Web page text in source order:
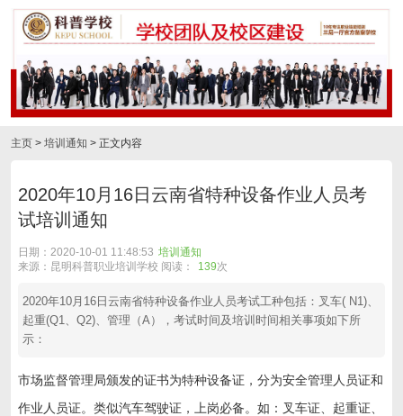
主页 > 培训通知 > 正文内容
2020年10月16日云南省特种设备作业人员考
试培训通知
日期：2020-10-01 11:48:53 培训通知
来源：昆明科普职业培训学校 阅读：
139次
2020年10月16日云南省特种设备作业人员考试工种包括：叉车( N1)、
起重(Q1、Q2)、管理（A），考试时间及培训时间相关事项如下所
示：
市场监督管理局颁发的证书为特种设备证，分为安全管理人员证和
作业人员证。类似汽车驾驶证，上岗必备。如：叉车证、起重证、